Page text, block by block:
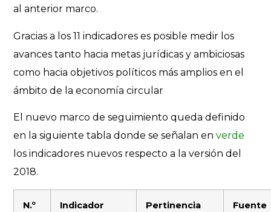
al anterior marco.
Gracias a los 11 indicadores es posible medir los
avances tanto hacia metas jurídicas y ambiciosas
como hacia objetivos políticos más amplios en el
ámbito de la economía circular
El nuevo marco de seguimiento queda definido
en la siguiente tabla donde se señalan en verde
los indicadores nuevos respecto a la versión del
2018.
N.º Indicador Pertinencia Fuente